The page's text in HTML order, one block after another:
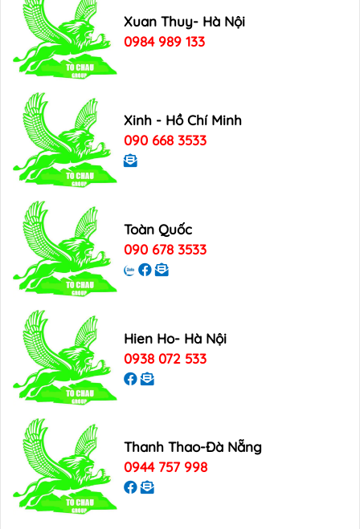
Xuan Thuy- Hà Nội
0984 989 133
Xinh - Hồ Chí Minh
090 668 3533
Toàn Quốc
090 678 3533
Hien Ho- Hà Nội
0938 072 533
Thanh Thao-Đà Nẵng
0944 757 998